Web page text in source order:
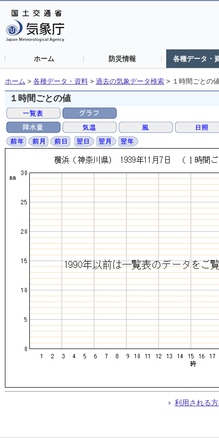
ホーム 防災情報 各種データ・
ホーム > 各種データ・資料 > 過去の気象データ検索 > １時間ごとの
１時間ごとの値
利用される